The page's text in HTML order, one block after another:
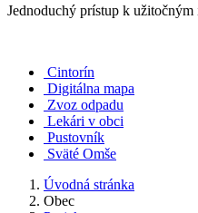
Jednoduchý prístup k
Cintorín
Digitálna mapa
Zvoz odpadu
Lekári v obci
Pustovník
Sväté Omše
Úvodná stránka
Obec